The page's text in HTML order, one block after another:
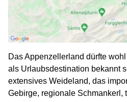
Das Appenzellerland dürfte
als Urlaubsdestination bekannt
extensives Weideland, das
Gebirge, regionale Schmankerl,